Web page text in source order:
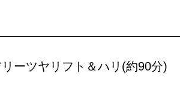
ーツヤリフト＆ハリ(約90分)